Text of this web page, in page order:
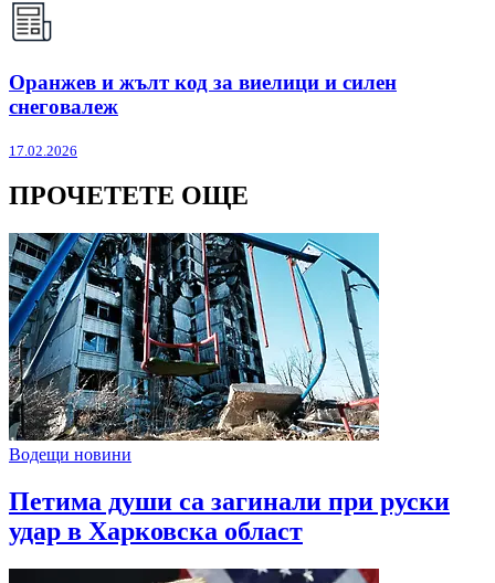
Оранжев и жълт код за виелици и силен
снеговалеж
17.02.2026
ПРОЧЕТЕТЕ ОЩЕ
Водещи новини
Петима души са загинали при руски
удар в Харковска област